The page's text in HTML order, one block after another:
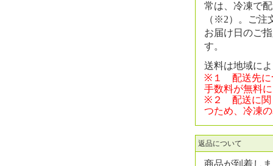
常は、冷凍で
（※2）。ご注
お届け日のご
す。
送料は地域に
※１ 配送先に
手数料が無料
※２ 配送に関
つため、冷凍
返品について
商品が到着し